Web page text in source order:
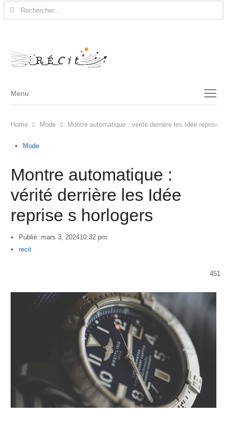
Rechercher :
Menu
Menu
Home Mode Montre automatique : vérité derrière les Idée reprise s
Mode
Montre automatique :
vérité derrière les Idée
reprise s horlogers
Publié :mars 3, 202410:32 pm
Author
recit
451